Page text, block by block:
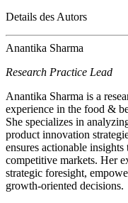
Details des Autors
Anantika Sharma
Research Practice Lead
Anantika Sharma is a
experience in the food &
She specializes in
product innovation
ensures actionable
competitive markets. Her
strategic foresight,
growth-oriented decisions.